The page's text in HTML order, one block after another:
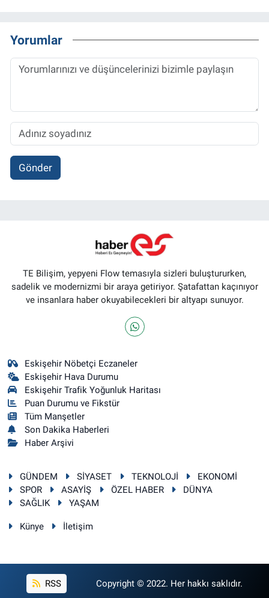
Yorumlar
Gönder
TE Bilişim, yepyeni Flow temasıyla sizleri buluştururken,
sadelik ve modernizmi bir araya getiriyor. Şatafattan kaçınıyor
ve insanlara haber okuyabilecekleri bir altyapı sunuyor.
Eskişehir Nöbetçi Eczaneler
Eskişehir Hava Durumu
Eskişehir Trafik Yoğunluk Haritası
Puan Durumu ve Fikstür
Tüm Manşetler
Son Dakika Haberleri
Haber Arşivi
GÜNDEM SİYASET TEKNOLOJİ
EKONOMİ
SPOR
ASAYİŞ ÖZEL HABER
DÜNYA
SAĞLIK
YAŞAM
Künye İletişim
RSS Copyright © 2022. Her hakkı saklıdır.